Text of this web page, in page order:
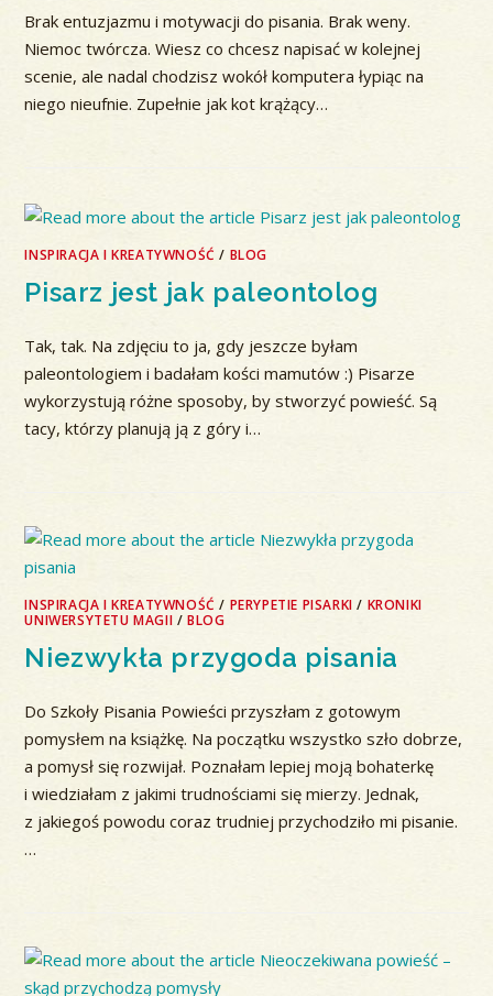
Brak entuzjazmu i motywacji do pisania. Brak weny.
Niemoc twórcza. Wiesz co chcesz napisać w kolejnej
scenie, ale nadal chodzisz wokół komputera łypiąc na
niego nieufnie. Zupełnie jak kot krążący…
INSPIRACJA I KREATYWNOŚĆ / BLOG
Pisarz jest jak paleontolog
Tak, tak. Na zdjęciu to ja, gdy jeszcze byłam
paleontologiem i badałam kości mamutów :) Pisarze
wykorzystują różne sposoby, by stworzyć powieść. Są
tacy, którzy planują ją z góry i…
INSPIRACJA I KREATYWNOŚĆ / PERYPETIE PISARKI / KRONIKI
UNIWERSYTETU MAGII /BLOG
Niezwykła przygoda pisania
Do Szkoły Pisania Powieści przyszłam z gotowym
pomysłem na książkę. Na początku wszystko szło dobrze,
a pomysł się rozwijał. Poznałam lepiej moją bohaterkę
i wiedziałam z jakimi trudnościami się mierzy. Jednak,
z jakiegoś powodu coraz trudniej przychodziło mi pisanie.
…